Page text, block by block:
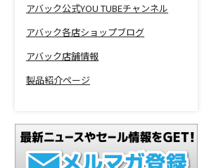
アバック公式YOU TUBEチャンネル
アバック各店ショップブログ
アバック店舗情報
製品紹介ページ